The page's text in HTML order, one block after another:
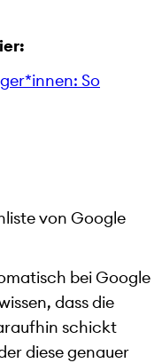
So
von Google
bei Google
dass die
schickt
diese genauer